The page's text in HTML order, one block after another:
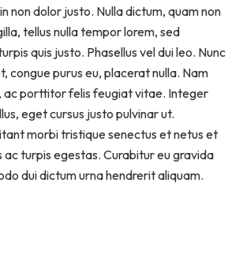
non dolor justo. Nulla dictum, quam non
tellus nulla tempor lorem, sed
quis justo. Phasellus vel dui leo. Nunc
congue purus eu, placerat nulla. Nam
ac porttitor felis feugiat vitae. Integer
eget cursus justo pulvinar ut.
morbi tristique senectus et netus et
turpis egestas. Curabitur eu gravida
dui dictum urna hendrerit aliquam.